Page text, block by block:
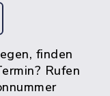
finden
Rufen